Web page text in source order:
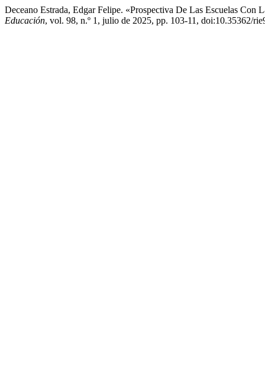
Deceano Estrada, Edgar Felipe. «Prospectiva De Las Escuelas
Educación, vol. 98, n.º 1, julio de 2025, pp. 103-11, doi:10.35362/